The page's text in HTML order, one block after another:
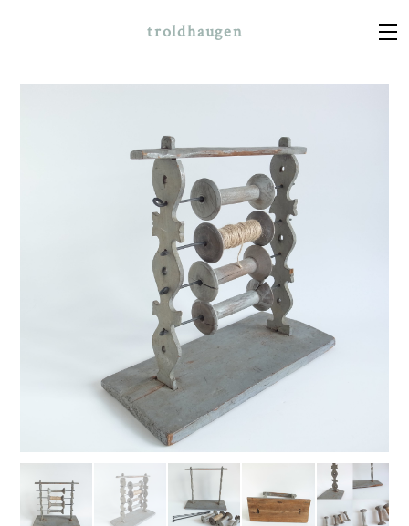
troldhaugen